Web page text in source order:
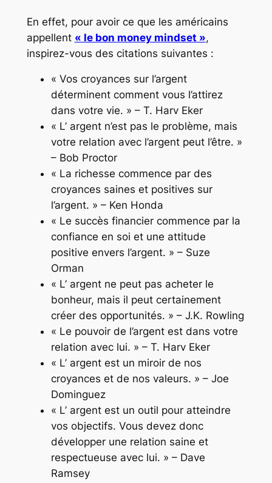
En effet, pour avoir ce que les américains
appellent « le bon money mindset »,
inspirez-vous des citations suivantes :
« Vos croyances sur l’argent
déterminent comment vous l’attirez
dans votre vie. » – T. Harv Eker
« L’ argent n’est pas le problème, mais
votre relation avec l’argent peut l’être. »
– Bob Proctor
« La richesse commence par des
croyances saines et positives sur
l’argent. » – Ken Honda
« Le succès financier commence par la
confiance en soi et une attitude
positive envers l’argent. » – Suze
Orman
« L’ argent ne peut pas acheter le
bonheur, mais il peut certainement
créer des opportunités. » – J.K. Rowling
« Le pouvoir de l’argent est dans votre
relation avec lui. » – T. Harv Eker
« L’ argent est un miroir de nos
croyances et de nos valeurs. » – Joe
Dominguez
« L’ argent est un outil pour atteindre
vos objectifs. Vous devez donc
développer une relation saine et
respectueuse avec lui. » – Dave
Ramsey